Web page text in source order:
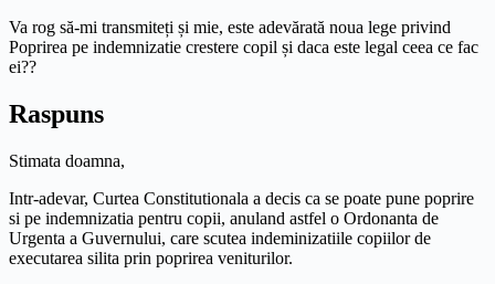
Va rog să-mi transmiteți și mie, este adevărată noua lege privind
Poprirea pe indemnizatie crestere copil și daca este legal ceea ce fac
ei??
Raspuns
Stimata doamna,
Intr-adevar, Curtea Constitutionala a decis ca se poate pune poprire
si pe indemnizatia pentru copii, anuland astfel o Ordonanta de
Urgenta a Guvernului, care scutea indeminizatiile copiilor de
executarea silita prin poprirea veniturilor.